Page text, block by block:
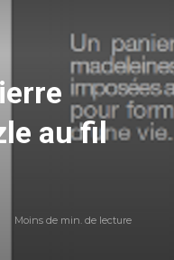
au fil
Moins de min. de lecture